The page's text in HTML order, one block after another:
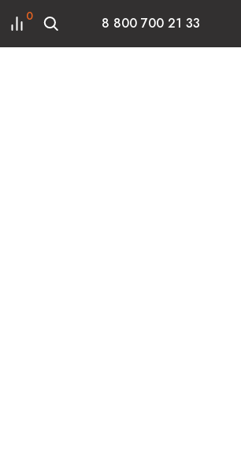
0 8 800 700 21 33